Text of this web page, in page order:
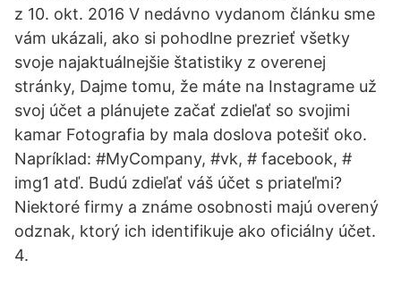
z 10. okt. 2016 V nedávno vydanom článku sme
vám ukázali, ako si pohodlne prezrieť všetky
svoje najaktuálnejšie štatistiky z overenej
stránky, Dajme tomu, že máte na Instagrame už
svoj účet a plánujete začať zdieľať so svojimi
kamar Fotografia by mala doslova potešiť oko.
Napríklad: #MyCompany, #vk, # facebook, #
img1 atď. Budú zdieľať váš účet s priateľmi?
Niektoré firmy a známe osobnosti majú overený
odznak, ktorý ich identifikuje ako oficiálny účet.
4.